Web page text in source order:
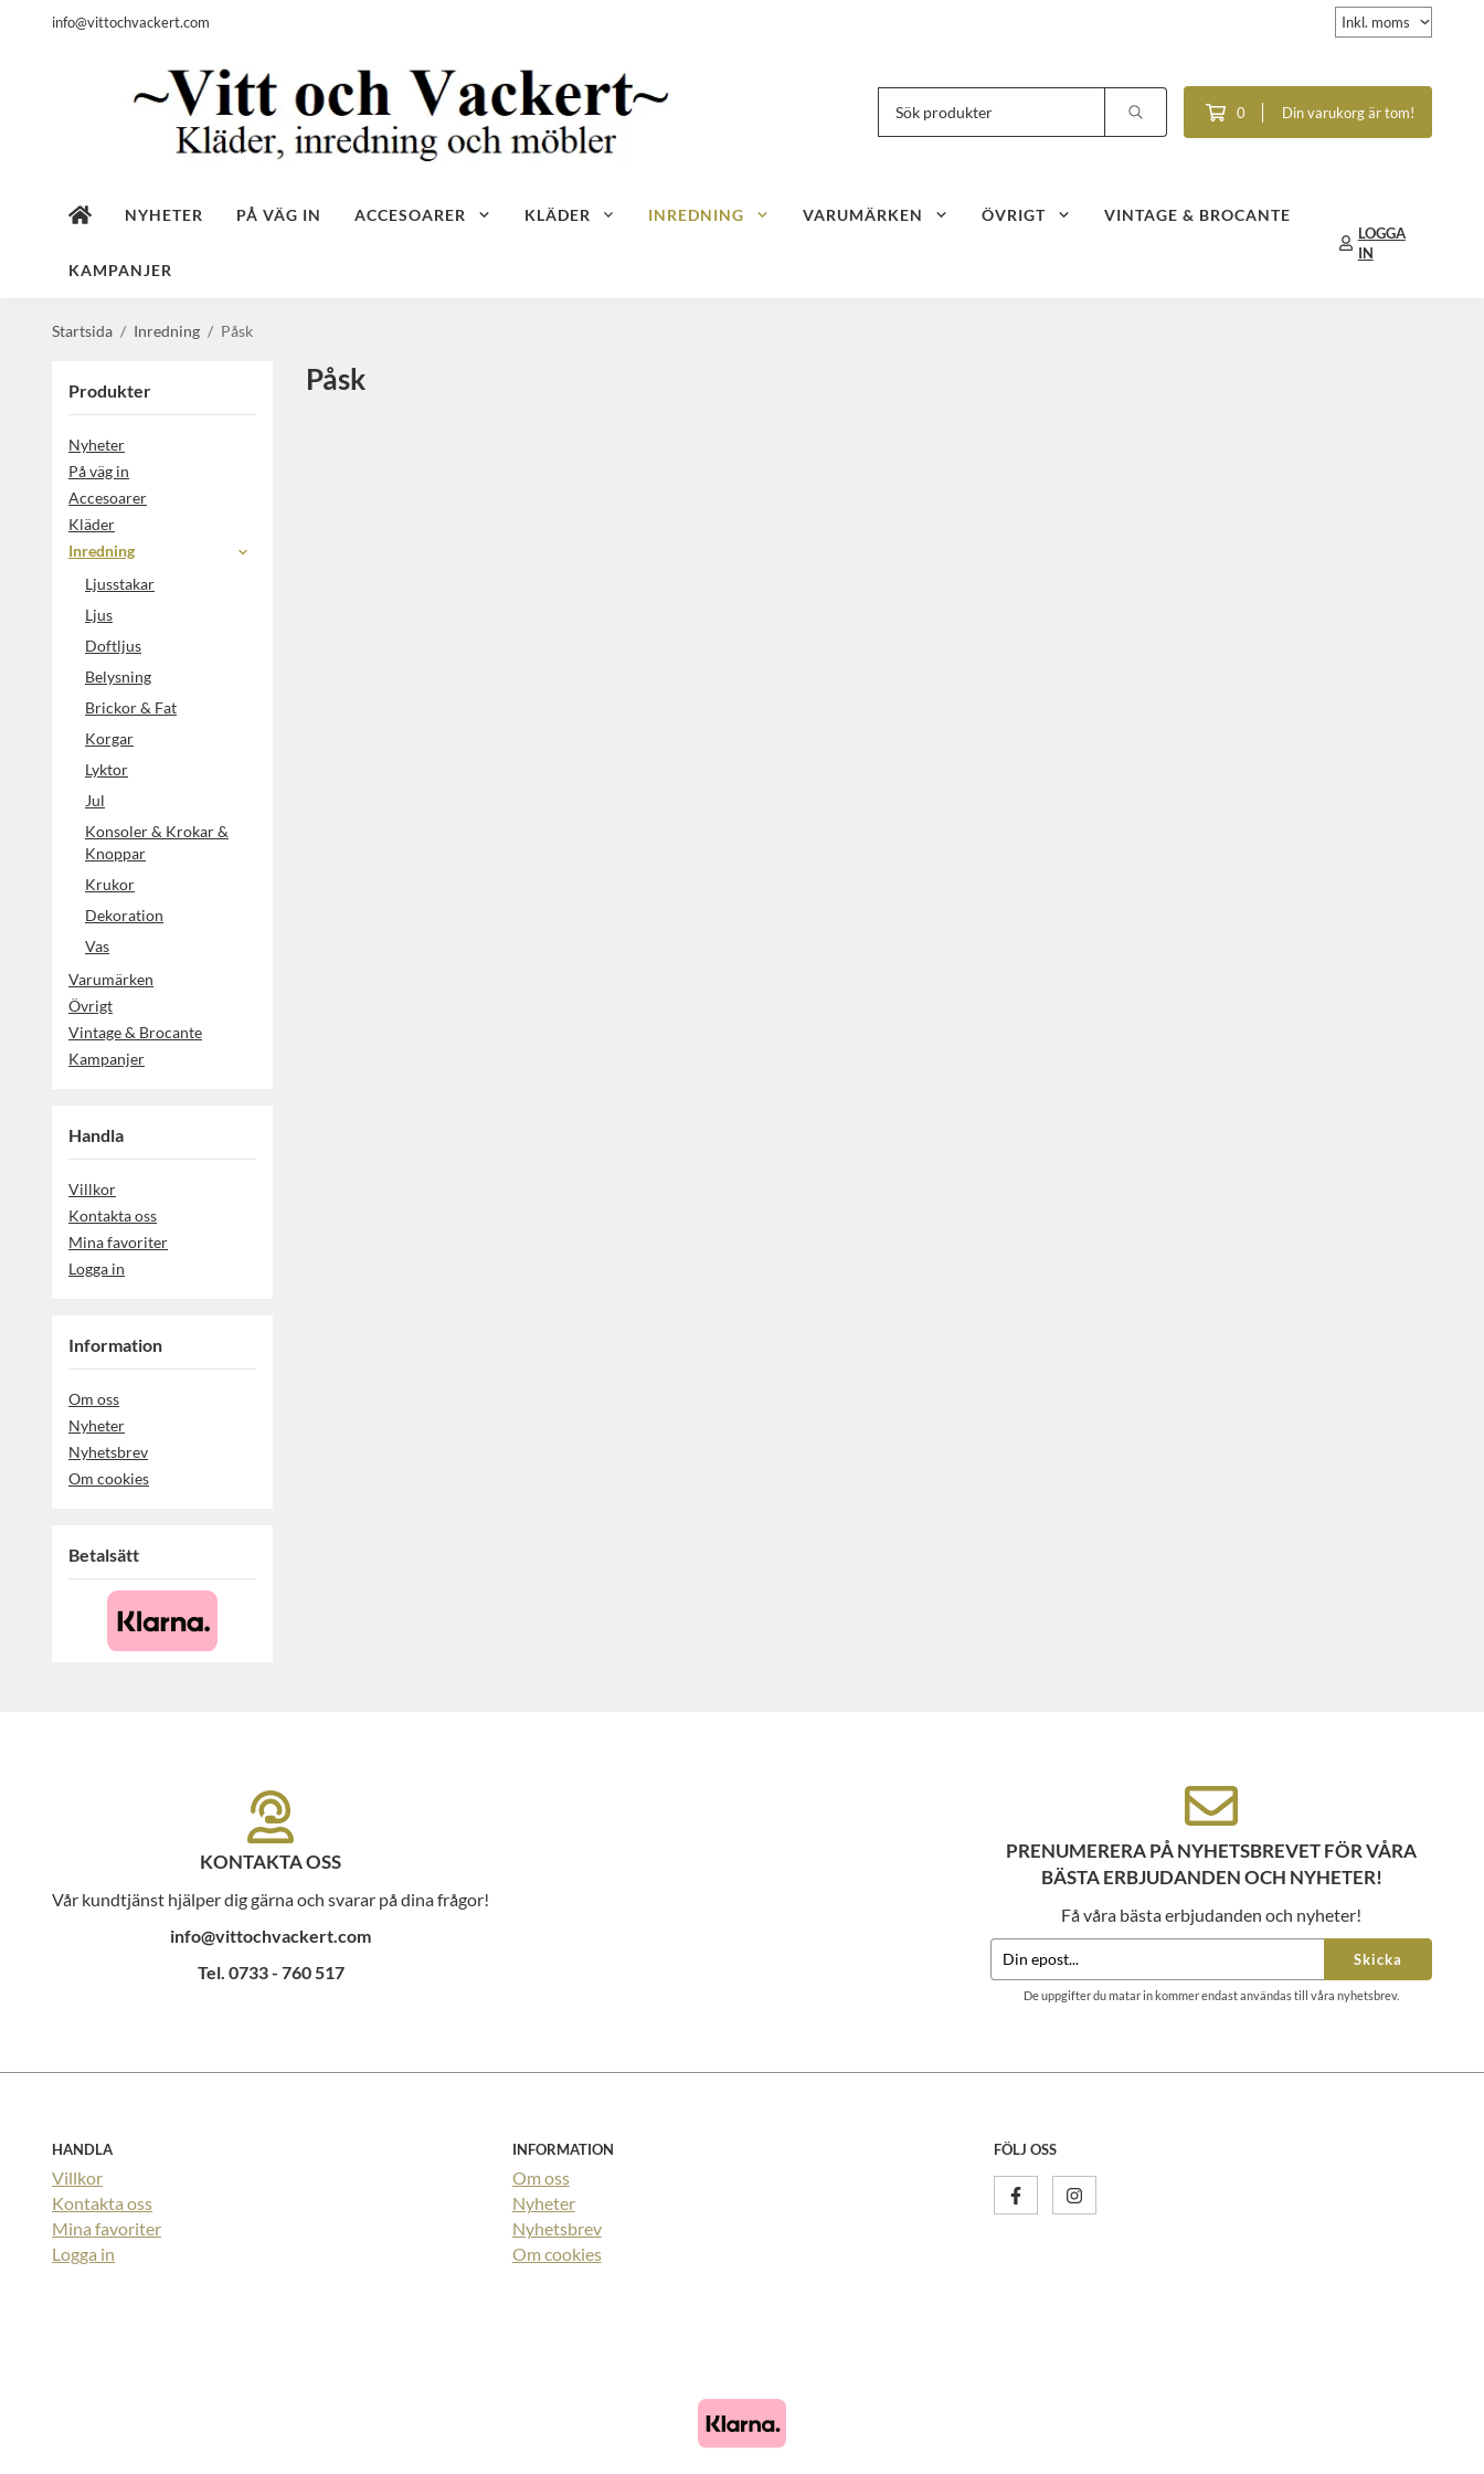
info@vittochvackert.com
0 Din varukorg är tom!
NYHETER PÅ VÄG IN ACCESOARER KLÄDER INREDNING VARUMÄRKEN ÖVRIGT VINTAGE & BROCANTE
KAMPANJER
LOGGA
IN
Startsida / Inredning / Påsk
Produkter
Nyheter
På väg in
Accesoarer
Kläder
Inredning
Ljusstakar
Ljus
Doftljus
Belysning
Brickor & Fat
Korgar
Lyktor
Jul
Konsoler & Krokar &
Knoppar
Krukor
Dekoration
Vas
Varumärken
Övrigt
Vintage & Brocante
Kampanjer
Handla
Villkor
Kontakta oss
Mina favoriter
Logga in
Information
Om oss
Nyheter
Nyhetsbrev
Om cookies
Betalsätt
Påsk
KONTAKTA OSS
Vår kundtjänst hjälper dig gärna och svarar på dina frågor!
info@vittochvackert.com
Tel. 0733 - 760 517
PRENUMERERA PÅ NYHETSBREVET FÖR VÅRA
BÄSTA ERBJUDANDEN OCH NYHETER!
Få våra bästa erbjudanden och nyheter!
Skicka
De uppgifter du matar in kommer endast användas till våra nyhetsbrev.
HANDLA
Villkor
Kontakta oss
Mina favoriter
Logga in
INFORMATION
Om oss
Nyheter
Nyhetsbrev
Om cookies
FÖLJ OSS